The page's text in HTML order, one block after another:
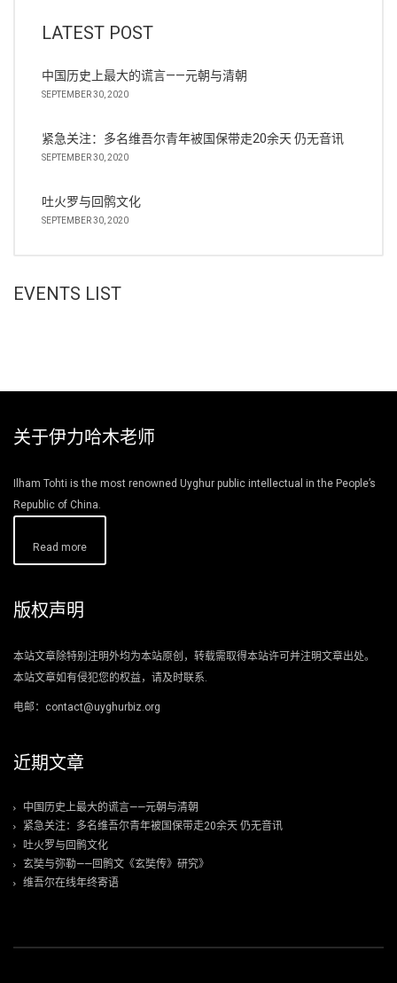
LATEST POST
中国历史上最大的谎言——元朝与清朝
SEPTEMBER 30, 2020
紧急关注：多名维吾尔青年被国保带走20余天 仍无音讯
SEPTEMBER 30, 2020
吐火罗与回鹘文化
SEPTEMBER 30, 2020
EVENTS LIST
关于伊力哈木老师
Ilham Tohti is the most renowned Uyghur public intellectual in the People’s
Republic of China.
Read more
版权声明
本站文章除特别注明外均为本站原创，转载需取得本站许可并注明文章出处。
本站文章如有侵犯您的权益，请及时联系.
电邮：contact@uyghurbiz.org
近期文章
中国历史上最大的谎言——元朝与清朝
紧急关注：多名维吾尔青年被国保带走20余天 仍无音讯
吐火罗与回鹘文化
玄奘与弥勒——回鹘文《玄奘传》研究》
维吾尔在线年终寄语